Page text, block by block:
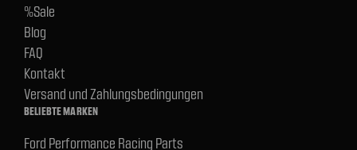
%Sale
Blog
FAQ
Kontakt
Versand und Zahlungsbedingungen
BELIEBTE MARKEN
Ford Performance Racing Parts